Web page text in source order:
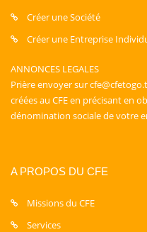
Créer une Société
Créer une Entreprise
ANNONCES LEGALES
Prière envoyer sur
créées au CFE en précisant en
dénomination sociale de votre
A PROPOS DU CFE
Missions du CFE
Services